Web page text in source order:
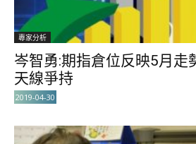
專家分析
岑智勇:期指倉位反映5月走
天線爭持
2019-04-30